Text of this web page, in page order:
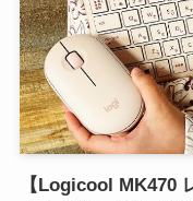
【Logicool MK470